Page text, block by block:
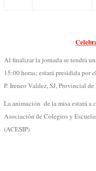
Al finalizar la jornada se tendrá
15:00 horas; estará presidida por
P. Ireneo Valdez, SJ, Provincial
La animación de la misa estará
Asociación de Colegios y
(ACESIP).